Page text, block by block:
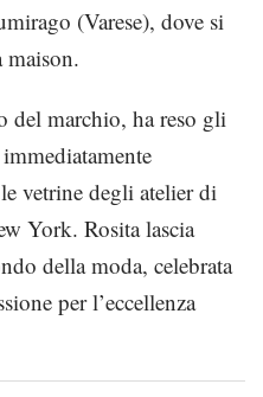
(Varese), dove si
maison.
del marchio, ha reso gli
vetrine degli atelier di
York. Rosita lascia
della moda, celebrata
per l’eccellenza